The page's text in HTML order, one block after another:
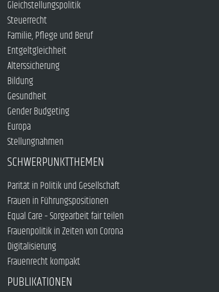
Gleichstellungspolitik
Steuerrecht
Familie, Pflege und Beruf
Entgeltgleichheit
Alterssicherung
Bildung
Gesundheit
Gender Budgeting
Europa
Stellungnahmen
SCHWERPUNKTTHEMEN
Parität in Politik und Gesellschaft
Frauen in Führungspositionen
Equal Care – Sorgearbeit fair teilen
Frauenpolitik in Zeiten von Corona
Digitalisierung
Frauenrecht kompakt
PUBLIKATIONEN